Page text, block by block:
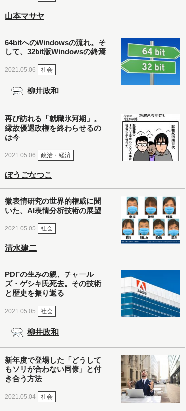
山本マサヤ
64bitへのWindowsの流れ。そ
して、32bit版Windowsの終焉
2021.05.06 社会
柳井政和
再び訪れる「就職氷河期」。
縁故優遇政権を終わらせるの
は今
2021.05.06 政治・経済
ぼうごなつこ
微表情研究の世界的権威に聞
いた、AI表情分析技術の展望
2021.05.05 社会
清水建二
PDFの生みの親、チャール
ズ・ゲシキ氏死去。その技術
と歴史を振り返る
2021.05.05 社会
柳井政和
新年度で登場した「どうして
もソリが合わない同僚」と付
き合う方法
2021.05.04 社会